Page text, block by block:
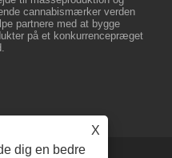
cannabismærker verden
partnere med at bygge
på et konkurrencepræget
X
dig en bedre